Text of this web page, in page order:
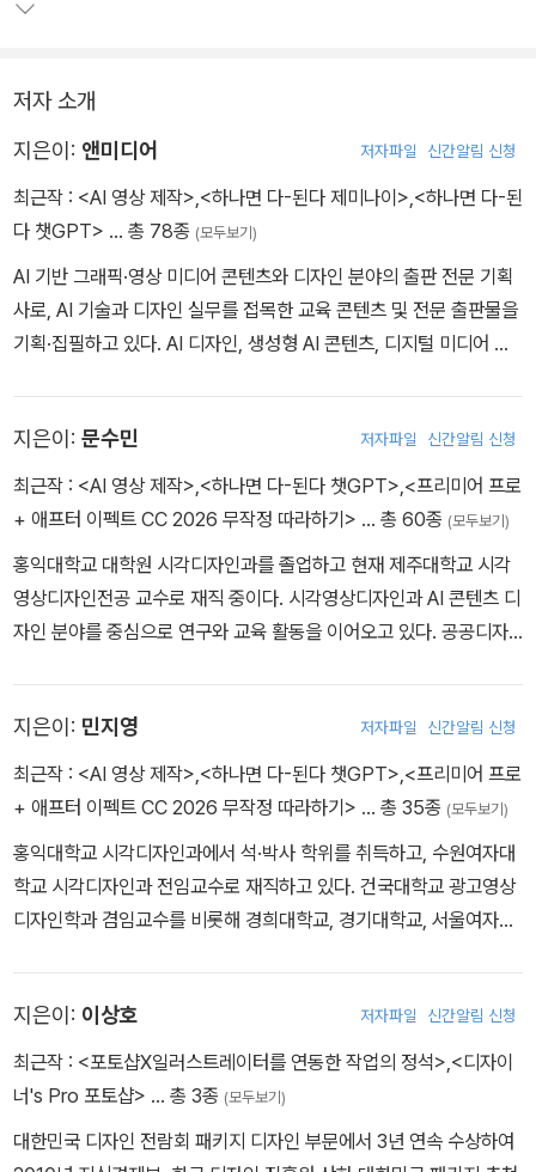
저자 소개
지은이: 앤미디어 저자파일 신간알림 신청
최근작 : <AI 영상 제작>,<하나면 다-된다 제미나이>,<하나면 다-된
다 챗GPT> … 총 78종 (모두보기)
AI 기반 그래픽·영상 미디어 콘텐츠와 디자인 분야의 출판 전문 기획
사로, AI 기술과 디자인 실무를 접목한 교육 콘텐츠 및 전문 출판물을
기획·집필하고 있다. AI 디자인, 생성형 AI 콘텐츠, 디지털 미디어 분
다. 또한 실무 중심의 차별화된 전문 단행본을 위해 디지털 편집 및 디
자인 총괄 업무를 수행하며, AI 시대에 부합하는 교육 및 콘텐츠 제작
환경 구축에 기여하고 있다.
지은이: 문수민 저자파일 신간알림 신청
최근작 : <AI 영상 제작>,<하나면 다-된다 챗GPT>,<프리미어 프로
+ 애프터 이펙트 CC 2026 무작정 따라하기> … 총 60종 (모두보기)
홍익대학교 대학원 시각디자인과를 졸업하고 현재 제주대학교 시각
영상디자인전공 교수로 재직 중이다. 시각영상디자인과 AI 콘텐츠 디
자인 분야를 중심으로 연구와 교육 활동을 이어오고 있다. 공공디자
교육을 통해 디지털 디자인 교육의 혁신을 선도하고 있다.
지은이: 민지영 저자파일 신간알림 신청
최근작 : <AI 영상 제작>,<하나면 다-된다 챗GPT>,<프리미어 프로
+ 애프터 이펙트 CC 2026 무작정 따라하기> … 총 35종 (모두보기)
홍익대학교 시각디자인과에서 석·박사 학위를 취득하고, 수원여자대
학교 시각디자인과 전임교수로 재직하고 있다. 건국대학교 광고영상
디자인학과 겸임교수를 비롯해 경희대학교, 경기대학교, 서울여자대
보디자인협회 영상디자인분과 부회장을 역임하였으며, 서울시청, 경
기도청 등 공공기관의 디자인 정책 및 프로젝트 자문 활동에 참여하
였다.
지은이: 이상호 저자파일 신간알림 신청
최근작 : <포토샵X일러스트레이터를 연동한 작업의 정석>,<디자이
너's Pro 포토샵> … 총 3종 (모두보기)
대한민국 디자인 전람회 패키지 디자인 부문에서 3년 연속 수상하여